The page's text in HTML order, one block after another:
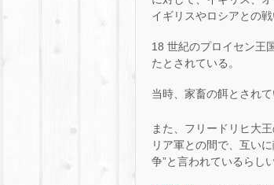
イギリスやロシアとの
18 世紀のプロイセン王
たとされている。
当時、家畜の餌とされ
また、フリードリヒ大
リア軍との間で、互い
争”と言われているらし